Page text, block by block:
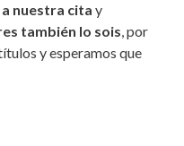
nuestra cita y
también lo sois, por
y esperamos que